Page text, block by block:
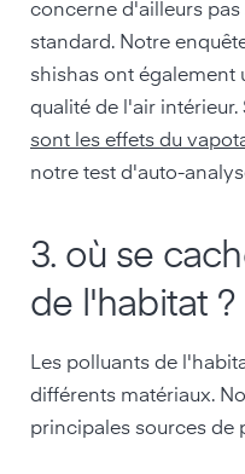
concerne d'ailleurs
standard. Notre
shishas ont également
qualité de l'air
sont les effets du
notre test d'auto-
3. où se
de l'habitat ?
Les polluants de
différents matériaux.
principales sources de